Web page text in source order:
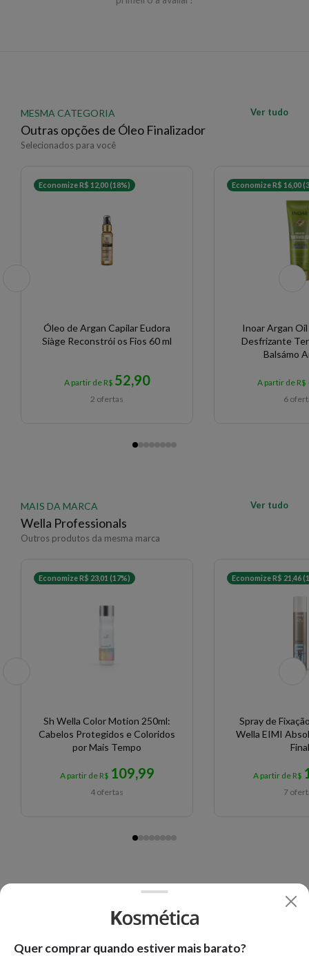
MESMA CATEGORIA
Outras opções de Óleo Finalizador
Selecionados para você
Ver tudo
Economize R$ 12,00 (18%)
Óleo de Argan Capilar Eudora
Siàge Reconstrói os Fios 60 ml
A partir de R$ 52,90
2 ofertas
Economize R$ 16,00
Inoar Argan
Desfrizante
Balsámo
A partir de R$
6
MAIS DA MARCA
Wella Professionals
Outros produtos da mesma marca
Ver tudo
Economize R$ 23,01 (17%)
Sh Wella Color Motion 250ml:
Cabelos Protegidos e Coloridos
por Mais Tempo
A partir de R$ 109,99
4 ofertas
Economize R$ 21,46
Spray de
Wella EIMI
Final
A partir de R$
7
Quer comprar quando estiver mais barato?